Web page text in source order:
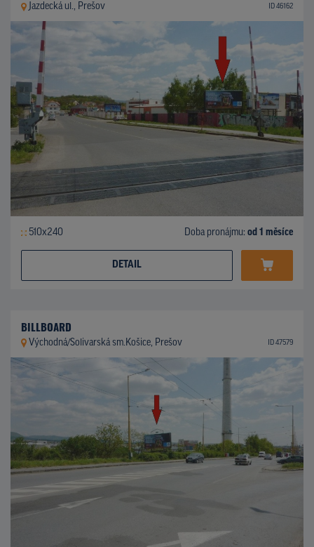
Jazdecká ul., Prešov ID 46162
510x240 Doba pronájmu: od 1 měsíce
DETAIL
BILLBOARD
Východná/Solivarská sm.Košice, Prešov ID 47579